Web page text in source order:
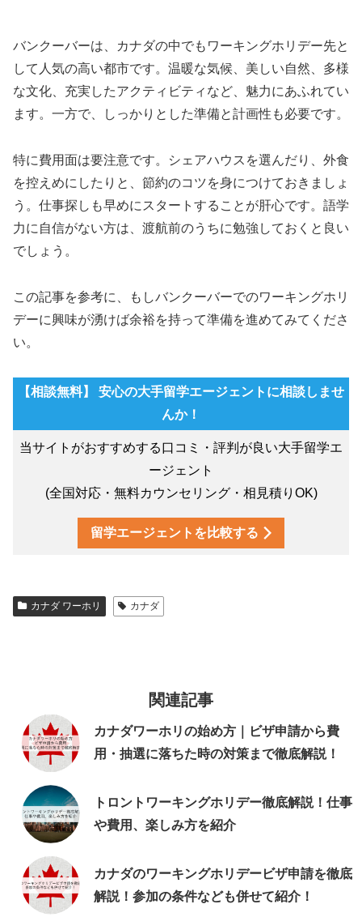
バンクーバーは、カナダの中でもワーキングホリデー先と
して人気の高い都市です。温暖な気候、美しい自然、多様
な文化、充実したアクティビティなど、魅力にあふれてい
ます。一方で、しっかりとした準備と計画性も必要です。
特に費用面は要注意です。シェアハウスを選んだり、外食
を控えめにしたりと、節約のコツを身につけておきましょ
う。仕事探しも早めにスタートすることが肝心です。語学
力に自信がない方は、渡航前のうちに勉強しておくと良い
でしょう。
この記事を参考に、もしバンクーバーでのワーキングホリ
デーに興味が湧けば余裕を持って準備を進めてみてくださ
い。
【相談無料】 安心の大手留学エージェントに相談しませ
んか！
当サイトがおすすめする口コミ・評判が良い大手留学エ
ージェント
(全国対応・無料カウンセリング・相見積りOK)
留学エージェントを比較する
カナダ ワーホリ カナダ
関連記事
カナダワーホリの始め方｜ビザ申請から費
用・抽選に落ちた時の対策まで徹底解説！
トロントワーキングホリデー徹底解説！仕事
や費用、楽しみ方を紹介
カナダのワーキングホリデービザ申請を徹底
解説！参加の条件なども併せて紹介！